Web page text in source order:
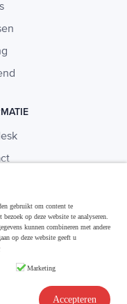
gebruikt om content te
op deze website te analyseren.
kunnen combineren met andere
op deze website geeft u
Marketing
Accepteren